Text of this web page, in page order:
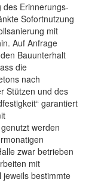
des Erinnerungs-
Sofortnutzung
mit
Auf Anfrage
Bauunterhalt
die
nach
Stützen und des
garantiert
werden
zwar betrieben
mit
bestimmte